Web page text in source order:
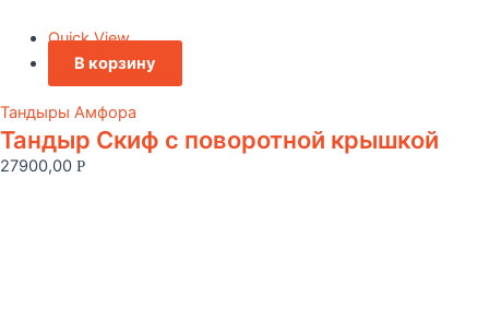
Quick View
В корзину
Тандыры Амфора
Тандыр Скиф с поворотной крышкой
27900,00 Р